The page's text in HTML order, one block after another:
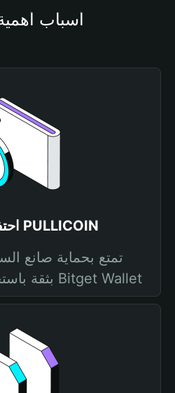
أسباب
احتفظ بعملات PULLICOIN
تمتع بحماية صانع
PULLICOIN بثقة باستخدام Bitget Wallet